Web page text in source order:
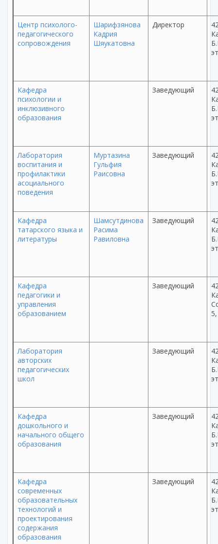
Центр психолого-
педагогического
сопровождения
Шарифзянова
Кадрия
Шяукатовна
Директор
Кафедра
психологии и
инклюзивного
образования
Заведующий
Лаборатория
воспитания и
профилактики
асоциального
поведения
Муртазина
Гульфия
Раисовна
Заведующий
Кафедра
татарского языка и
литературы
Шамсутдинова
Расима
Равиловна
Заведующий
Кафедра
педагогики и
управления
образованием
Заведующий
Лаборатория
авторских
педагогических
школ
Заведующий
Кафедра
дошкольного и
начального общего
образования
Заведующий
Кафедра
современных
образовательных
технологий и
проектирования
содержания
образования
Заведующий